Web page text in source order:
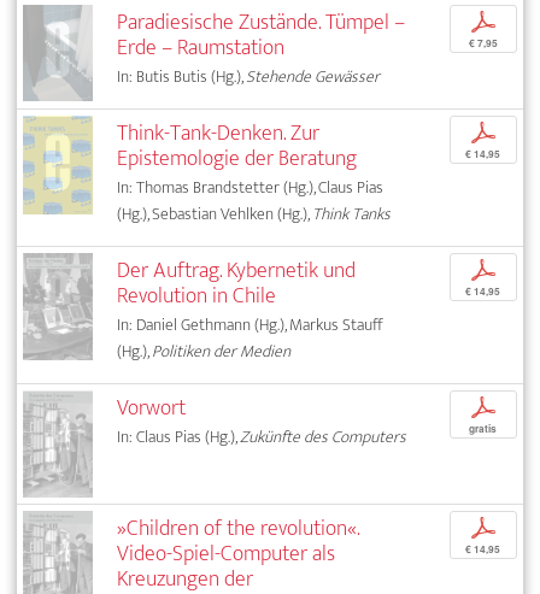
Paradiesische Zustände. Tümpel –
Erde – Raumstation
In: Butis Butis (Hg.),Stehende Gewässer
p
€ 7,95
Think-Tank-Denken. Zur
Epistemologie der Beratung
In: Thomas Brandstetter (Hg.), Claus Pias
(Hg.), Sebastian Vehlken (Hg.),Think Tanks
p
€ 14,95
Der Auftrag. Kybernetik und
Revolution in Chile
In: Daniel Gethmann (Hg.), Markus Stauff
(Hg.),Politiken der Medien
p
€ 14,95
Vorwort
In: Claus Pias (Hg.),Zukünfte des Computers
p
gratis
»Children of the revolution«.
Video-Spiel-Computer als
Kreuzungen der
p
€ 14,95